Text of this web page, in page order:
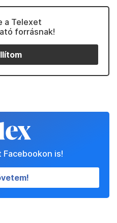
a Telexet
forrásnak!
Facebookon is!